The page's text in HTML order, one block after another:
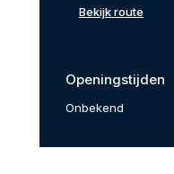
Bekijk route
Openingstijden
Onbekend